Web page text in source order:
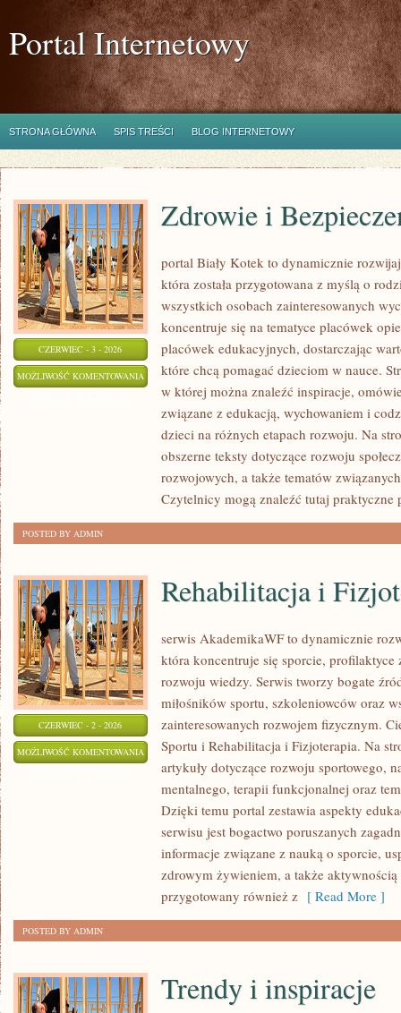
Portal Internetowy
STRONA GŁÓWNA SPIS TREŚCI BLOG INTERNETOWY
CZERWIEC - 3 - 2026
MOŻLIWOŚĆ KOMENTOWANIA ZDROWIE
BEZPIECZEŃSTWO
Zdrowie i
portal Biały Kotek to dynamicznie
która została przygotowana z myślą o
wszystkich osobach zainteresowanych
koncentruje się na tematyce placówek
placówek edukacyjnych, dostarczając
które chcą pomagać dzieciom w nauce.
w której można znaleźć inspiracje,
związane z edukacją, wychowaniem i
dzieci na różnych etapach rozwoju. Na
obszerne teksty dotyczące rozwoju
rozwojowych, a także tematów
Czytelnicy mogą znaleźć tutaj praktyczne
POSTED BY ADMIN
CZERWIEC - 2 - 2026
MOŻLIWOŚĆ KOMENTOWANIA REHABILITACJA
FIZJOTERAPIA
Rehabilitacja i
serwis AkademikaWF to dynamicznie
która koncentruje się sporcie,
rozwoju wiedzy. Serwis tworzy bogate
miłośników sportu, szkoleniowców oraz
zainteresowanych rozwojem fizycznym.
Sportu i Rehabilitacja i Fizjoterapia. Na
artykuły dotyczące rozwoju sportowego,
mentalnego, terapii funkcjonalnej oraz
Dzięki temu portal zestawia aspekty
serwisu jest bogactwo poruszanych
informacje związane z nauką o sporcie,
zdrowym żywieniem, a także aktywnością
przygotowany również z [ Read More ]
POSTED BY ADMIN
Trendy i inspiracje